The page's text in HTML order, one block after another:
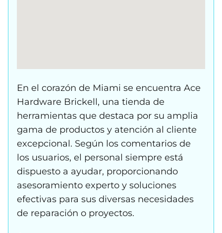
En el corazón de Miami se encuentra Ace
Hardware Brickell, una tienda de
herramientas que destaca por su amplia
gama de productos y atención al cliente
excepcional. Según los comentarios de
los usuarios, el personal siempre está
dispuesto a ayudar, proporcionando
asesoramiento experto y soluciones
efectivas para sus diversas necesidades
de reparación o proyectos.